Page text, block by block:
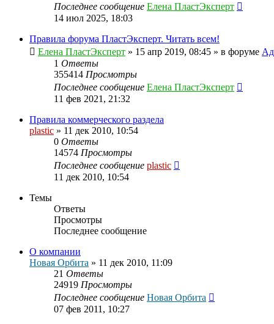
Последнее сообщение Елена ПластЭксперт
14 июл 2025, 18:03
Правила форума ПластЭксперт. Читать всем!
Елена ПластЭксперт » 15 апр 2019, 08:45 » в форуме
1 Ответы
355414 Просмотры
Последнее сообщение Елена ПластЭксперт
11 фев 2021, 21:32
Правила коммерческого раздела
plastic » 11 дек 2010, 10:54
0 Ответы
14574 Просмотры
Последнее сообщение plastic
11 дек 2010, 10:54
Темы
Ответы
Просмотры
Последнее сообщение
О компании
Новая Орбита » 11 дек 2010, 11:09
21 Ответы
24919 Просмотры
Последнее сообщение Новая Орбита
07 фев 2011, 10:27